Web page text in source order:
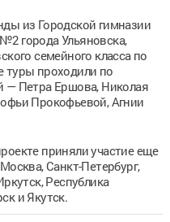
из Городской гимназии
города Ульяновска,
семейного класса по
туры проходили по
— Петра Ершова, Николая
Прокофьевой, Агнии
приняли участие еще
Санкт-Петербург,
Республика
и Якутск.